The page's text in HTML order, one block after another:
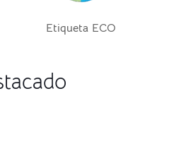
Etiqueta ECO